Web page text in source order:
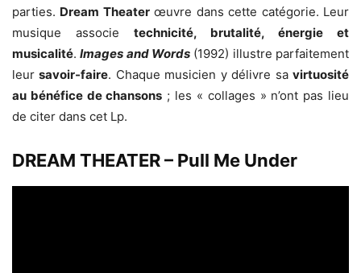
parties. Dream Theaterœuvre dans cette catégorie. Leur
musique associe technicité, brutalité, énergie et
musicalité.Images and Words (1992) illustre parfaitement
leursavoir-faire. Chaque musicien y délivre savirtuosité
au bénéfice de chansons ; les « collages » n’ont pas lieu
de citer dans cet Lp.
DREAM THEATER – Pull Me Under